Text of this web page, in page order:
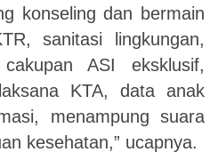
konseling dan bermain
sanitasi lingkungan,
ASI eksklusif,
KTA, data anak
menampung suara
kesehatan,” ucapnya.